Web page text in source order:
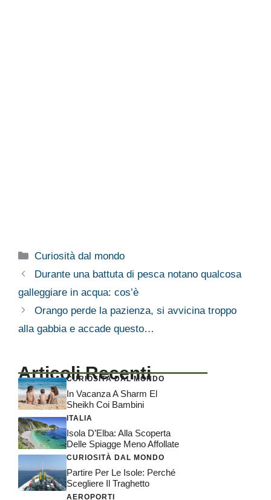
Categorie
Curiosità dal mondo
Durante una battuta di pesca notano qualcosa
galleggiare in acqua: cos’è
Orango perde la pazienza, si avvicina troppo
alla gabbia e accade questo…
Articoli Recenti
CURIOSITÀ DAL MONDO
In Vacanza A Sharm El
Sheikh Coi Bambini
ITALIA
Isola D’Elba: Alla Scoperta
Delle Spiagge Meno Affollate
CURIOSITÀ DAL MONDO
Partire Per Le Isole: Perché
Scegliere Il Traghetto
AEROPORTI